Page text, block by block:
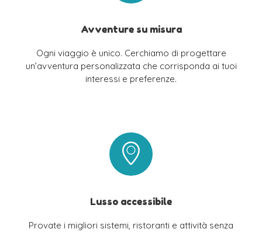
Avventure su misura
Ogni viaggio è unico. Cerchiamo di progettare
un’avventura personalizzata che corrisponda ai tuoi
interessi e preferenze.
Lusso accessibile
Provate i migliori sistemi, ristoranti e attività senza